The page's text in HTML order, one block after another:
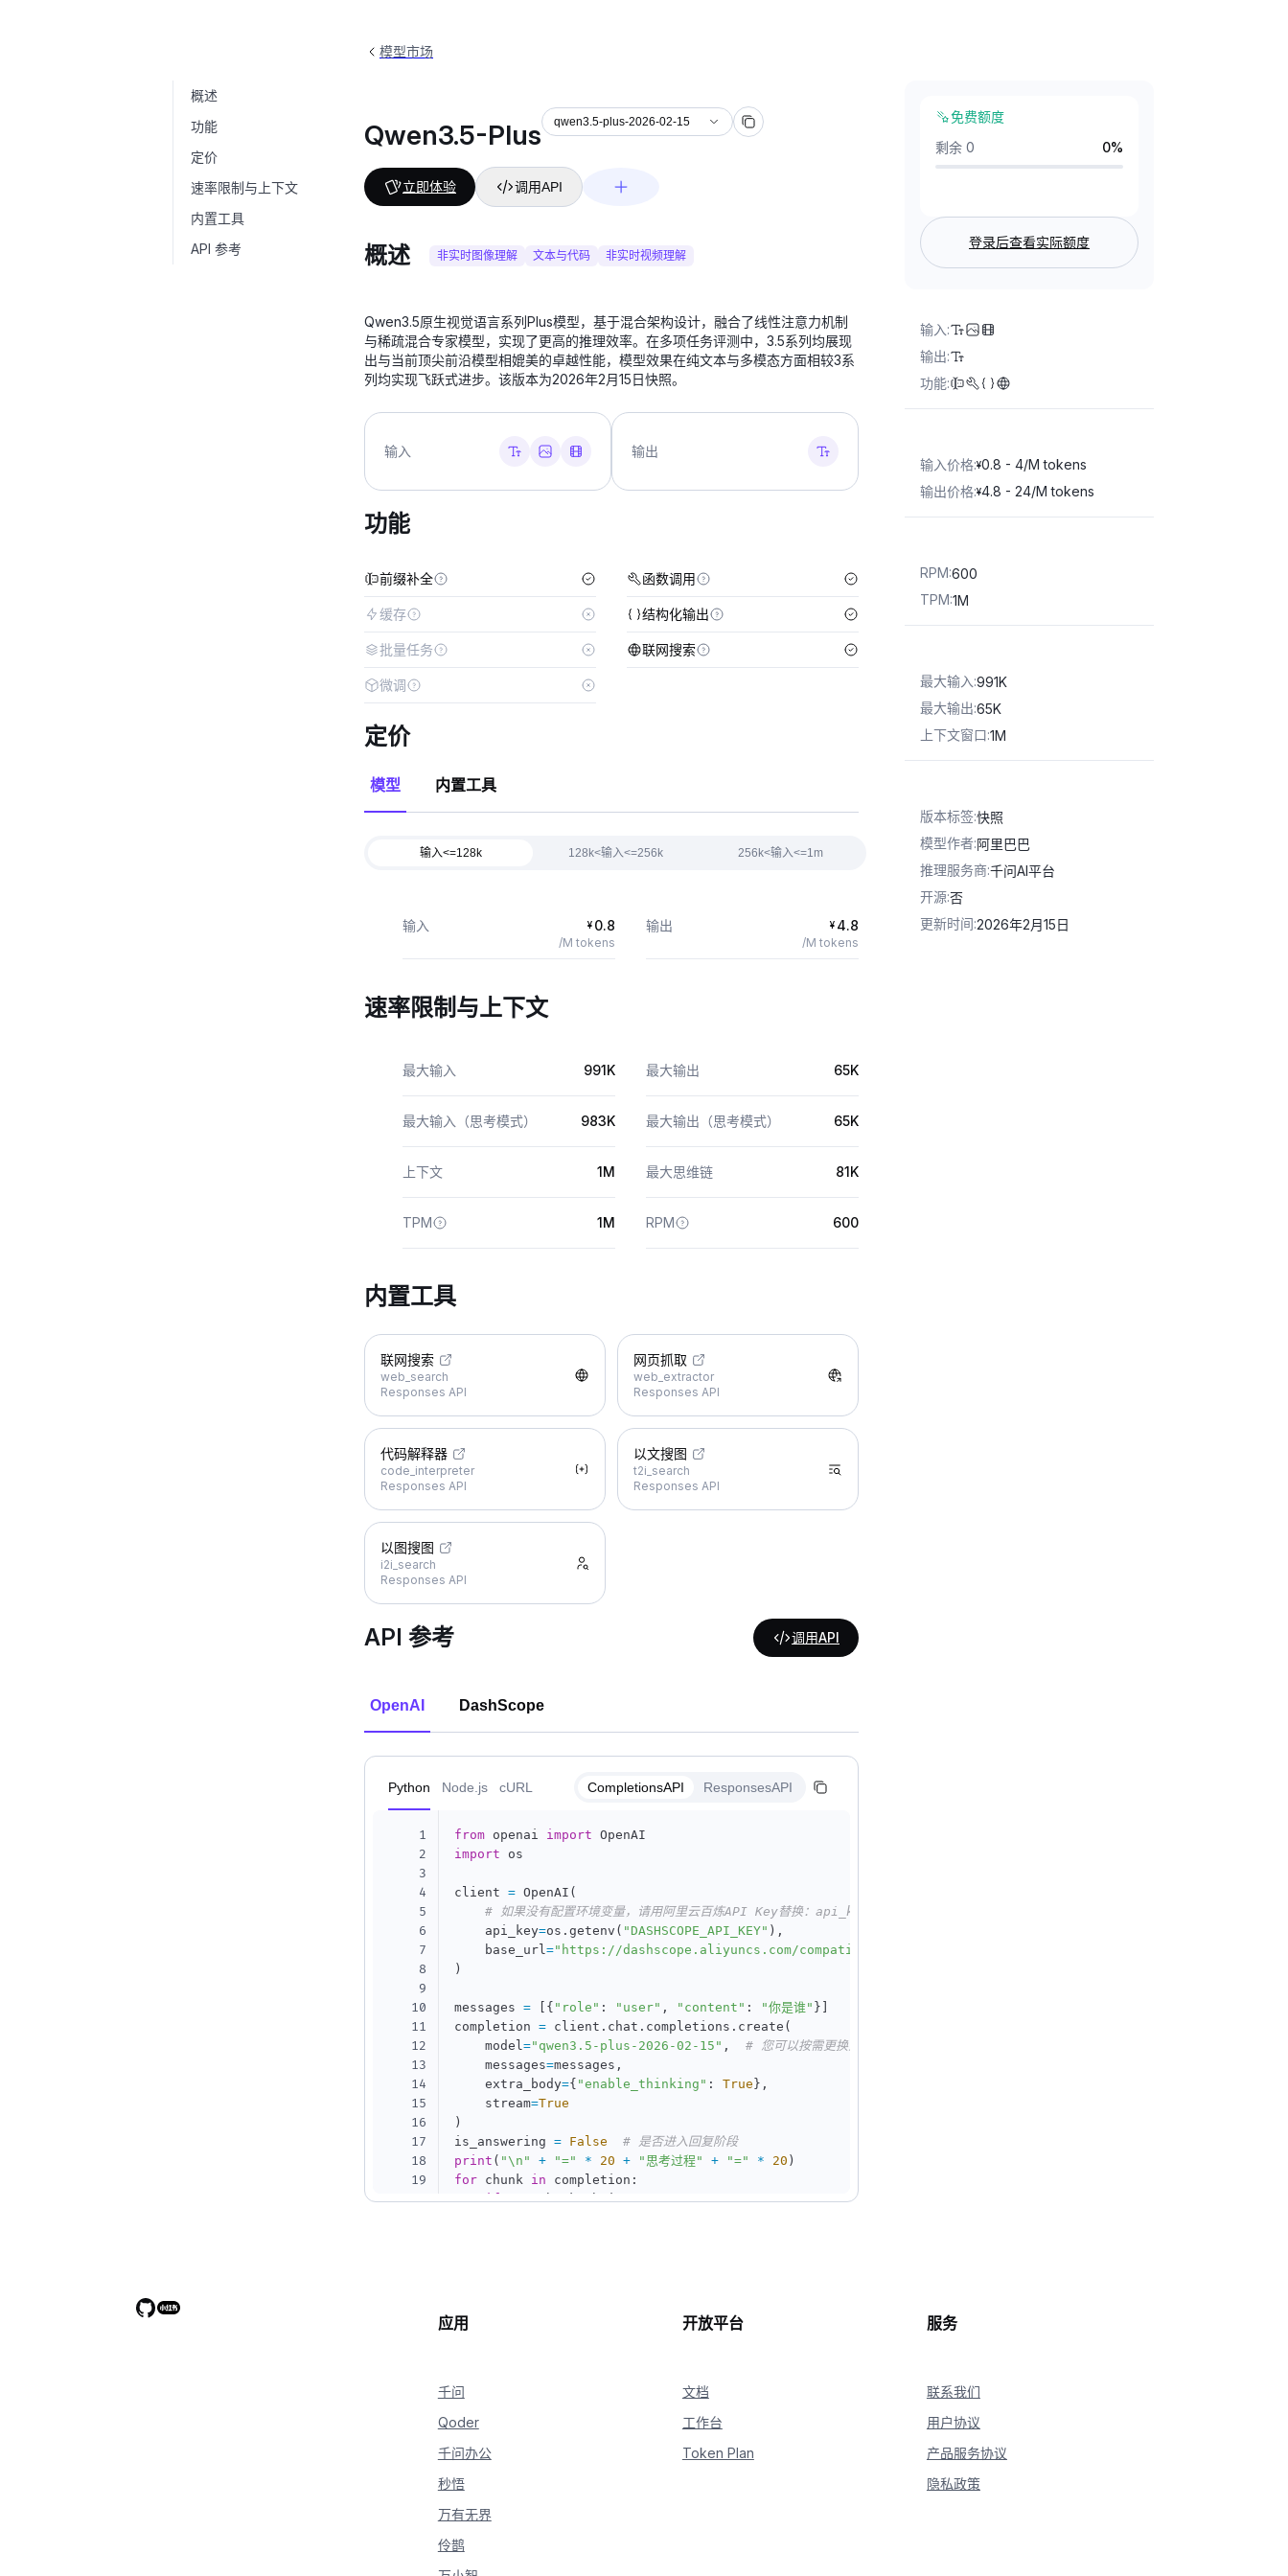
概述
功能
定价
速率限制与上下文
内置工具
API 参考
模型市场
Qwen3.5-Plus qwen3.5-plus-2026-02-15
立即体验 调用API
概述 非实时图像理解 文本与代码 非实时视频理解
Qwen3.5原生视觉语言系列Plus模型，基于混合架构设计，融合了线性注意力机制
与稀疏混合专家模型，实现了更高的推理效率。在多项任务评测中，3.5系列均展现
出与当前顶尖前沿模型相媲美的卓越性能，模型效果在纯文本与多模态方面相较3系
列均实现飞跃式进步。该版本为2026年2月15日快照。
输入 输出
功能
前缀补全 函数调用
缓存 结构化输出
批量任务 联网搜索
微调
定价
模型 内置工具
输入<=128k 128k<输入<=256k 256k<输入<=1m
输入 ¥ 0.8
/M tokens
输出 ¥ 4.8
/M tokens
速率限制与上下文
最大输入 991K 最大输出 65K
最大输入（思考模式） 983K 最大输出（思考模式） 65K
上下文 1M 最大思维链 81K
TPM 1M RPM 600
内置工具
联网搜索
web_search
Responses API
网页抓取
web_extractor
Responses API
代码解释器
code_interpreter
Responses API
以文搜图
t2i_search
Responses API
以图搜图
i2i_search
Responses API
API 参考 调用API
OpenAI DashScope
Python Node.js cURL CompletionsAPI ResponsesAPI
1
2
3
4
5
6
7
8
9
10
11
12
13
14
15
16
17
18
19
20
from openai import
import os
client = OpenAI (
# 如果没有配置环境变量，请用阿里云百炼API Key替换：api_key="sk-xxx"
    api_key
=os . getenv ( "DASHSCOPE_API_KEY" ) ,
    base_url
="https://dashscope.aliyuncs.com/compatible-mode/v1"
)
messages = { "role" : "user" , "content" : "你是谁" }
completion = client . chat . completions . create (
    model
="qwen3.5-plus-2026-02-15" ,
# 您可以按需更换为其它深度思考模型
    messages
=messages ,
    extra_body
={ "enable_thinking" : True } ,
    stream
=True
)
is_answering = False
# 是否进入回复阶段
print ( "\n" + "=" * 20 + "思考过程" + "=" * 20 )
for chunk in completion :
if not chunk.choices:
"content") and delta
end=""
免费额度
剩余 0
0%
登录后查看实际额度
输入:
输出:
功能:
输入价格:¥0.8 - 4/M tokens
输出价格:¥4.8 - 24/M tokens
RPM:600
TPM:1M
最大输入:991K
最大输出:65K
上下文窗口:1M
版本标签:快照
模型作者:阿里巴巴
推理服务商:千问AI平台
开源:否
更新时间:2026年2月15日
应用
千问
Qoder
千问办公
秒悟
万有无界
伶鹊
开放平台
文档
工作台
Token Plan
服务
联系我们
用户协议
产品服务协议
隐私政策